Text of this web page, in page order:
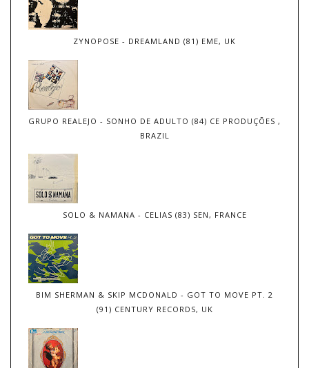
ZYNOPOSE - DREAMLAND (81) EME, UK
GRUPO REALEJO - SONHO DE ADULTO (84) CE PRODUÇÕES ,
BRAZIL
SOLO & NAMANA - CELIAS (83) SEN, FRANCE
BIM SHERMAN & SKIP MCDONALD - GOT TO MOVE PT. 2
(91) CENTURY RECORDS, UK